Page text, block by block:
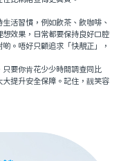
活習慣，例如飲茶、飲咖啡、
效果，日常都要保持良好口腔
。唔好只顧追求「快靚正」，
要你肯花少少時間調查同比
提升安全保障。記住，靓笑容